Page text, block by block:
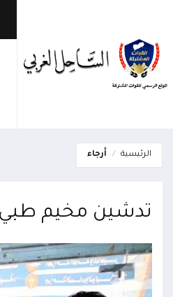
الرئيسية أرجاء
تدشين مخيم طبي في